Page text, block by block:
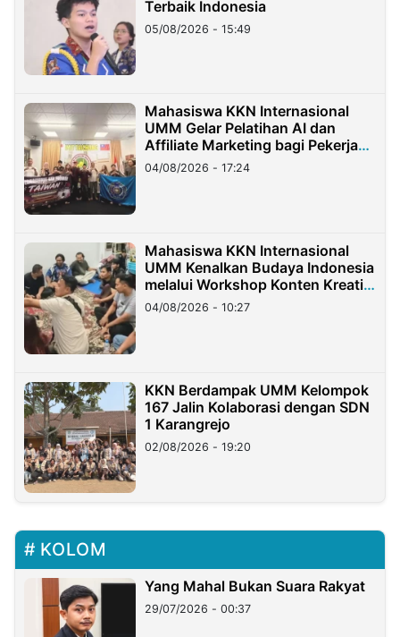
Terbaik Indonesia
05/08/2026 - 15:49
Mahasiswa KKN Internasional
UMM Gelar Pelatihan AI dan
Affiliate Marketing bagi Pekerja
Migran Indonesia di Taiwan
04/08/2026 - 17:24
Mahasiswa KKN Internasional
UMM Kenalkan Budaya Indonesia
melalui Workshop Konten Kreatif
di Taiwan
04/08/2026 - 10:27
KKN Berdampak UMM Kelompok
167 Jalin Kolaborasi dengan SDN
1 Karangrejo
02/08/2026 - 19:20
KOLOM
Yang Mahal Bukan Suara Rakyat
29/07/2026 - 00:37